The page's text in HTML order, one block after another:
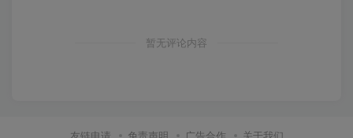
暂无评论内容